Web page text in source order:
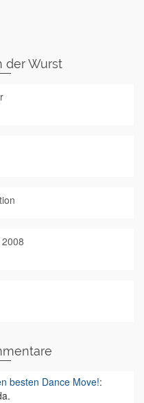
der Wurst
besten Dance Move!: